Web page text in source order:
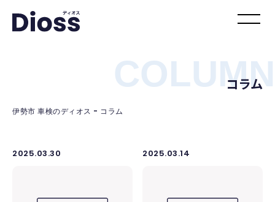
コラム
COLUMN
伊勢市 車検のディオス - コラム
2025.03.30 2025.03.14